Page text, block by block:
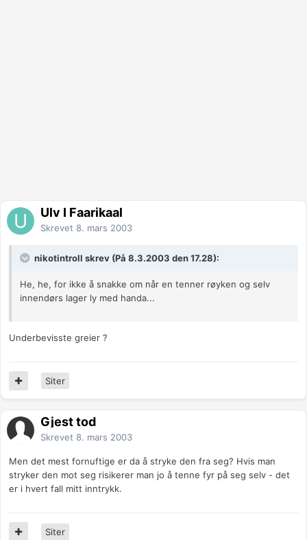
Ulv I Faarikaal
Skrevet 8. mars 2003
nikotintroll skrev (På 8.3.2003 den 17.28):
He, he, for ikke å snakke om når en tenner røyken og selv
innendørs lager ly med handa...
Underbevisste greier ?
Siter
Gjest tod
Skrevet 8. mars 2003
Men det mest fornuftige er da å stryke den fra seg? Hvis man
stryker den mot seg risikerer man jo å tenne fyr på seg selv - det
er i hvert fall mitt inntrykk.
Siter